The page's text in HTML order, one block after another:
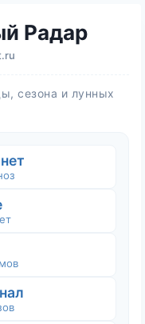
Радар
сезона и лунных